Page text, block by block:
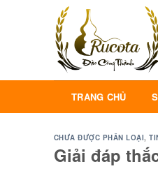
TRANG CHỦ
CHƯA ĐƯỢC PHÂN LOẠI,
Giải đáp